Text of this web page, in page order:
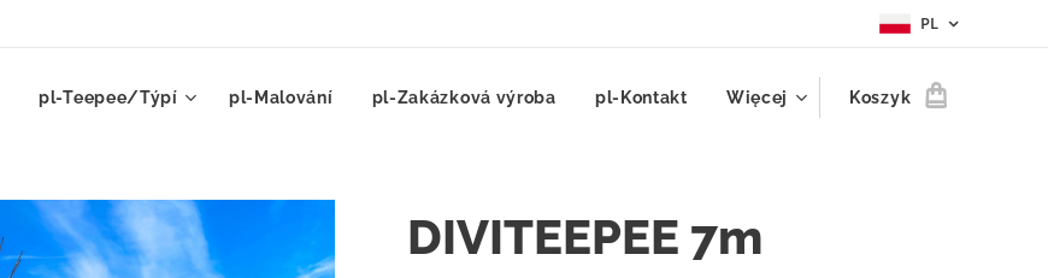
PL
pl-Teepee/Týpí pl-Malování pl-Zakázková výroba pl-Kontakt Więcej Koszyk
DIVITEEPEE 7m